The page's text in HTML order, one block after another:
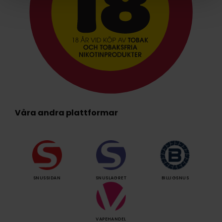
Våra andra plattformar
SNUSSIDAN SNUSLAGRET BILLIGSNUS
VAPEHANDEL